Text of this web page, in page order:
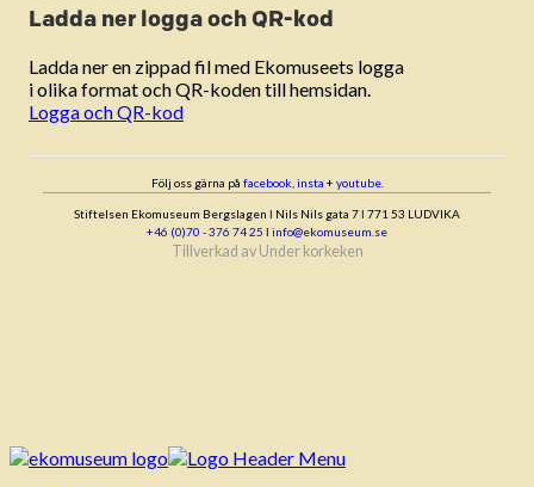
Ladda ner logga och QR-kod
Ladda ner en zippad fil med Ekomuseets logga
i olika format och QR-koden till hemsidan.
Logga och QR-kod
Följ oss gärna på facebook insta + youtube.
Stiftelsen Ekomuseum Bergslagen ǀ Nils Nils gata 7 ǀ 771 53 LUDVIKA
+46 (0)70 - 376 74 25 ǀ info@ekomuseum.se
Tillverkad av Under korkeken